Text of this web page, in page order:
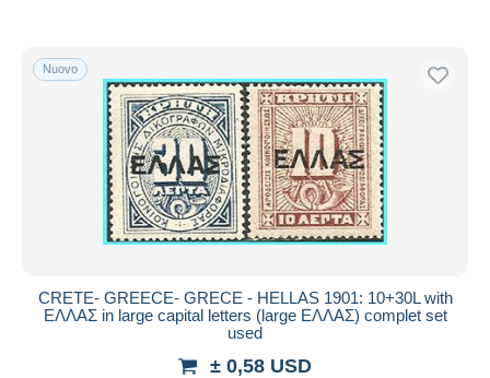
Nuovo
CRETE- GREECE- GRECE - HELLAS 1901: 10+30L with
ΕΛΛΑΣ in large capital letters (large ΕΛΛΑΣ) complet set
used
± 0,58 USD